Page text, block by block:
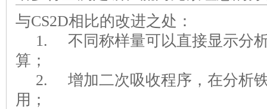
与CS2D相比的改进之处：
1. 不同称样量可以直接显示分析
算；
2. 增加二次吸收程序，在分析铁
用；